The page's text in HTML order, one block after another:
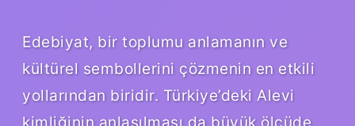
Edebiyat, bir toplumu anlamanın ve
kültürel sembollerini çözmenin en etkili
yollarından biridir. Türkiye’deki Alevi
kimliğinin anlaşılması da büyük ölçüde